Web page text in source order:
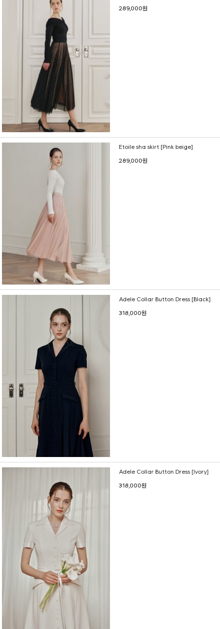
289,000원
Etoile sha skirt [Pink beige]
289,000원
Adele Collar Button Dress [Black]
318,000원
Adele Collar Button Dress [Ivory]
318,000원